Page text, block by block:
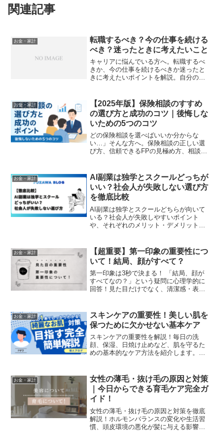
関連記事
お金・家計
転職するべき？今の仕事を続ける
べき？迷ったときに考えたいこと
キャリアに悩んでいる方へ。転職するべ
きか、今の仕事を続けるべきか迷ったと
きに考えたいポイントを解説。自分の強
お金・家計
【2025年版】保険相談のすすめ
の選び方と成功のコツ｜後悔しな
いための5つのコツ
どの保険相談を選べばいいか分からな
い…」そんな方へ。保険相談の正しい選
び方、信頼できるFPの見極め方、相談前
お金・家計
AI副業は独学とスクールどっちが
いい？社会人が失敗しない選び方
を徹底比較
AI副業は独学とスクールどちらが向いて
いる？社会人が失敗しやすいポイント
や、それぞれのメリット・デメリットを
お金・家計
【超重要】第一印象の重要性につ
いて！結局、顔がすべて？
第一印象は3秒で決まる！ 「結局、顔が
すべてなの？」という疑問に心理学的に
回答！見た目だけでなく、清潔感・表
クニックで、ビジネスも恋愛も有利に！
お金・家計
スキンケアの重要性！美しい肌を
保つために欠かせない基本ケア
スキンケアの重要性を解説！毎日の洗
顔、保湿、日焼け止めなど、肌を守るた
めの基本的なケア方法を紹介します。美
う！
お金・家計
女性の薄毛・抜け毛の原因と対策
｜今日からできる育毛ケア完全ガ
イド！
女性の薄毛・抜け毛の原因と対策を徹底
解説！ホルモンバランスの変化や生活習
慣、頭皮環境の悪化が髪に与える影響と